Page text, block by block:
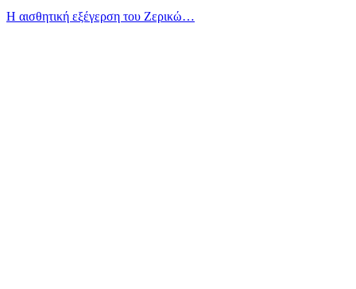
Η αισθητική εξέγερση του Ζερικώ…